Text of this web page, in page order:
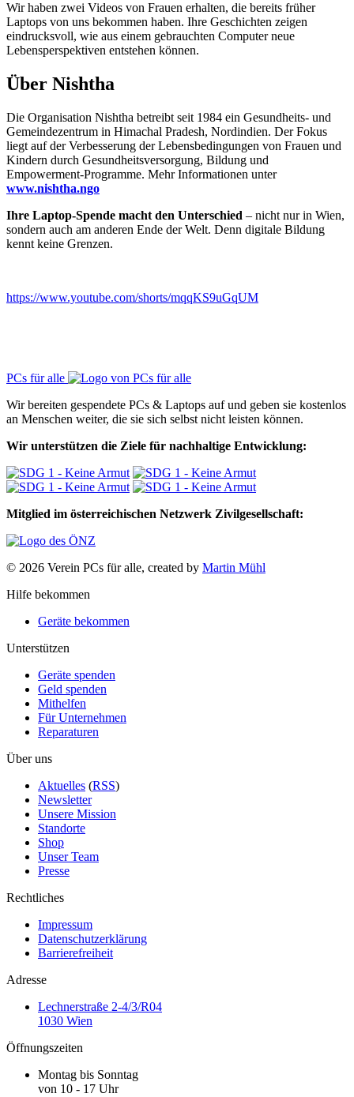
Wir haben zwei Videos von Frauen erhalten, die bereits früher
Laptops von uns bekommen haben. Ihre Geschichten zeigen
eindrucksvoll, wie aus einem gebrauchten Computer neue
Lebensperspektiven entstehen können.
Über Nishtha
Die Organisation Nishtha betreibt seit 1984 ein Gesundheits- und
Gemeindezentrum in Himachal Pradesh, Nordindien. Der Fokus
liegt auf der Verbesserung der Lebensbedingungen von Frauen und
Kindern durch Gesundheitsversorgung, Bildung und
Empowerment-Programme. Mehr Informationen unter
www.nishtha.ngo
Ihre Laptop-Spende macht den Unterschied – nicht nur in Wien,
sondern auch am anderen Ende der Welt. Denn digitale Bildung
kennt keine Grenzen.
https://www.youtube.com/shorts/mqqKS9uGqUM
PCs für alle
Wir bereiten gespendete PCs & Laptops auf und geben sie kostenlos
an Menschen weiter, die sie sich selbst nicht leisten können.
Wir unterstützen die Ziele für nachhaltige Entwicklung:
Mitglied im österreichischen Netzwerk Zivilgesellschaft:
© 2026 Verein PCs für alle, created by Martin Mühl
Hilfe bekommen
Geräte bekommen
Unterstützen
Geräte spenden
Geld spenden
Mithelfen
Für Unternehmen
Reparaturen
Über uns
Aktuelles (RSS)
Newsletter
Unsere Mission
Standorte
Shop
Unser Team
Presse
Rechtliches
Impressum
Datenschutzerklärung
Barrierefreiheit
Adresse
Lechnerstraße 2-4/3/R04
1030 Wien
Öffnungszeiten
Montag bis Sonntag
von 10 - 17 Uhr